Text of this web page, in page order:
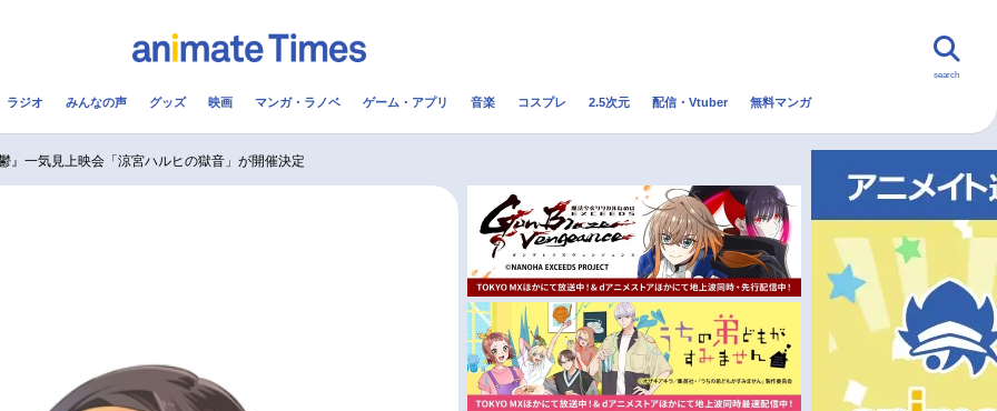
配信・Vtuber トレンド 無料マンガ
男性声優/女性声優一覧
今期アニメ曜日別一覧 秋アニメ
冬アニメ
search
ラジオ みんなの声 グッズ 映画 マンガ・ラノベ ゲーム・アプリ 音楽 コスプレ 2.5次元 配信・Vtuber 無料マンガ
』一気見上映会「涼宮ハルヒの獄音」が開催決定